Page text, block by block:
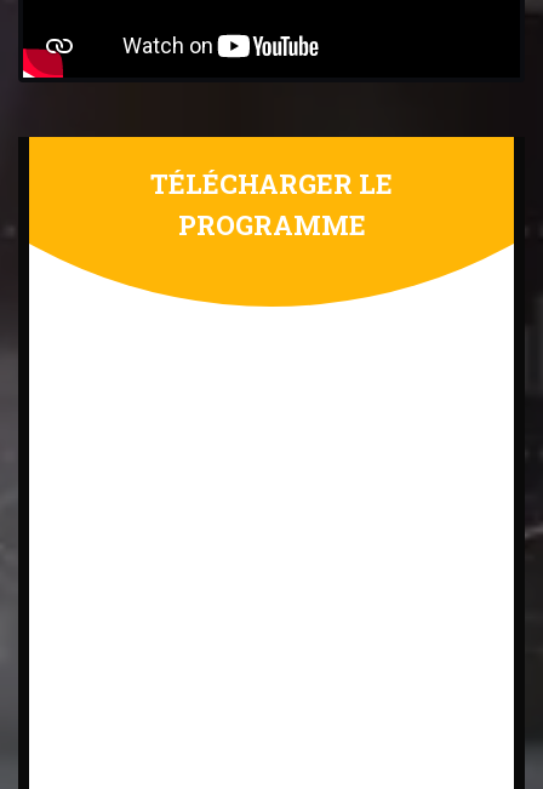
TÉLÉCHARGER LE
PROGRAMME